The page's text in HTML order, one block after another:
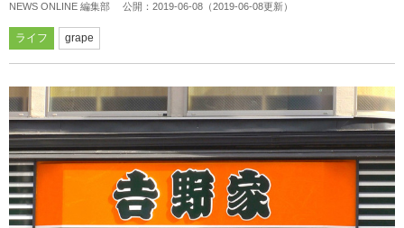
NEWS ONLINE 編集部 公開： 2019-06-08 （2019-06-08更新）
ライフ grape